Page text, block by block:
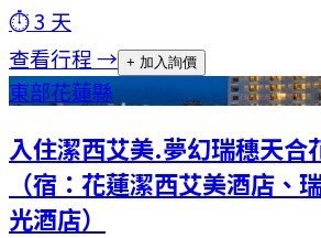
⏱3 天
查看行程 → + 加入詢價
東部花蓮縣
入住潔西艾美.夢幻瑞穗天合
（宿：花蓮潔西艾美酒店、
光酒店）